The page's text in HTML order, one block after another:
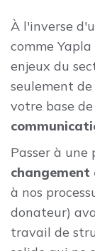
À l'inverse
comme
enjeux du
seulement
votre base de
Passer à
changement
à nos
donateur)
travail de